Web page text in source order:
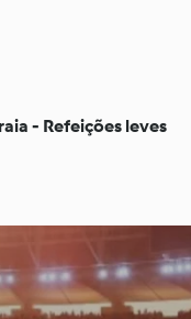
- Refeições leves